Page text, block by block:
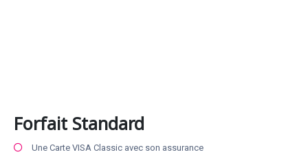
Forfait Standard
Une Carte VISA Classic avec son assurance